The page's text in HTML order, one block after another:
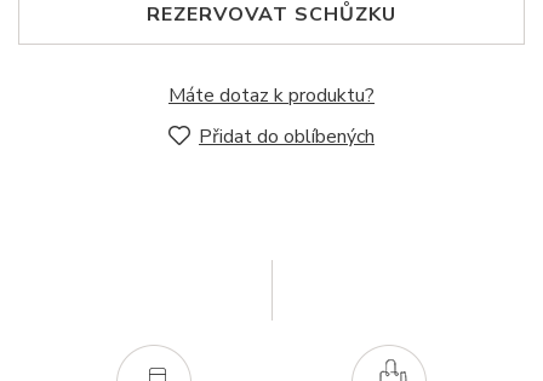
REZERVOVAT SCHŮZKU
Máte dotaz k produktu?
Přidat do oblíbených